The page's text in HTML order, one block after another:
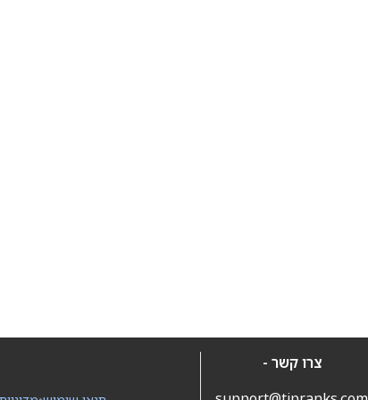
צרו קשר -